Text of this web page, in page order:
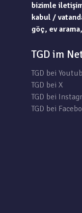
bizimle
kabul /
göç, ev
TGD im
TGD bei
TGD bei X
TGD bei
TGD bei